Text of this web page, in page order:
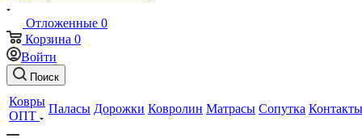
Отложенные 0
Корзина 0
Войти
Поиск
Ковры
ОПТ
Паласы Дорожки Ковролин Матрасы Сопутка Контакты